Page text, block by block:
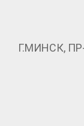
Г.МИНСК,